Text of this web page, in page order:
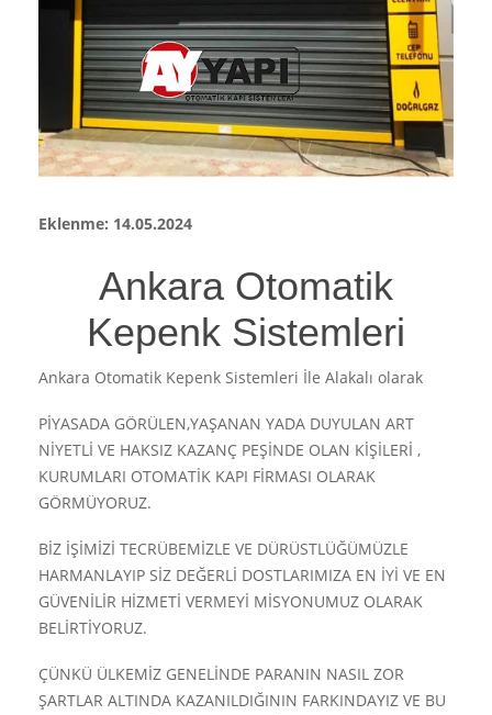
Eklenme: 14.05.2024
Ankara Otomatik
Kepenk Sistemleri
Ankara Otomatik Kepenk Sistemleri İle Alakalı olarak
PİYASADA GÖRÜLEN,YAŞANAN YADA DUYULAN ART
NİYETLİ VE HAKSIZ KAZANÇ PEŞİNDE OLAN KİŞİLERİ ,
KURUMLARI OTOMATİK KAPI FİRMASI OLARAK
GÖRMÜYORUZ.
BİZ İŞİMİZİ TECRÜBEMİZLE VE DÜRÜSTLÜĞÜMÜZLE
HARMANLAYIP SİZ DEĞERLİ DOSTLARIMIZA EN İYİ VE EN
GÜVENİLİR HİZMETİ VERMEYİ MİSYONUMUZ OLARAK
BELİRTİYORUZ.
ÇÜNKÜ ÜLKEMİZ GENELİNDE PARANIN NASIL ZOR
ŞARTLAR ALTINDA KAZANILDIĞININ FARKINDAYIZ VE BU